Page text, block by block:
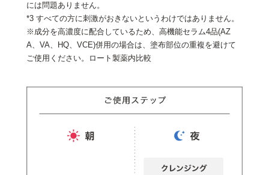
には問題ありません。
*3 すべての方に刺激がおきないというわけではありません。
※成分を高濃度に配合しているため、高機能セラム4品(AZ
A、VA、HQ、VCE)併用の場合は、塗布部位の重複を避けて
ご使用ください。ロート製薬内比較